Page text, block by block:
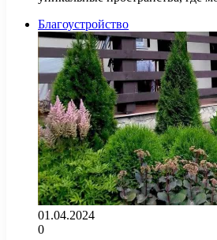
Благоустройство
01.04.2024
0